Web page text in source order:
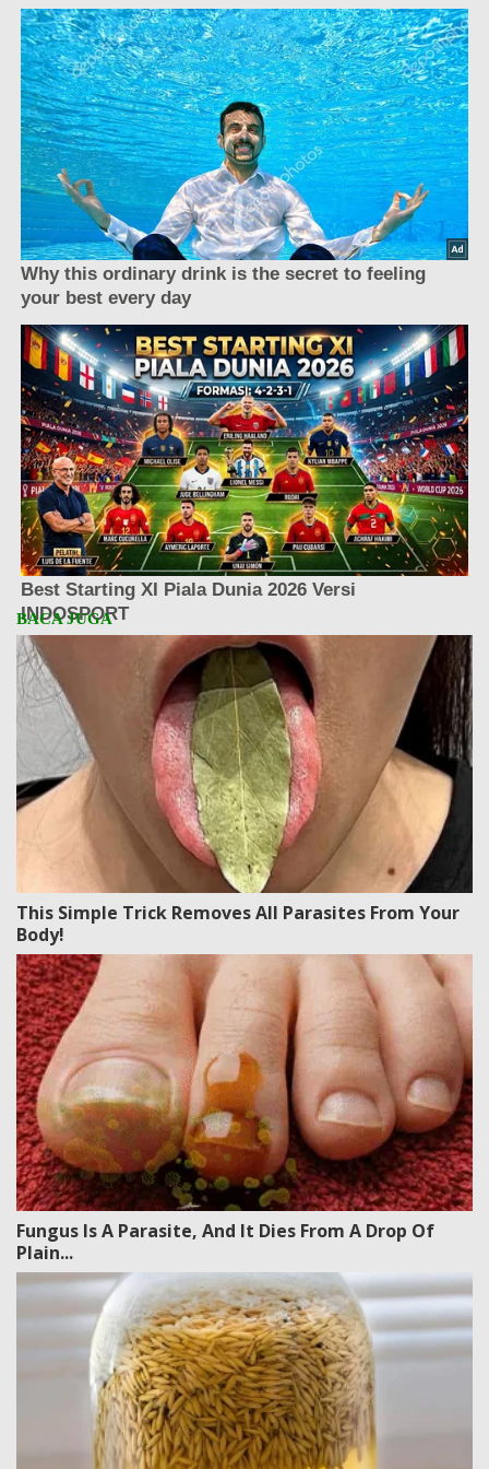
This Simple Trick Removes All Parasites From Your
Body!
Fungus Is A Parasite, And It Dies From A Drop Of
Plain...